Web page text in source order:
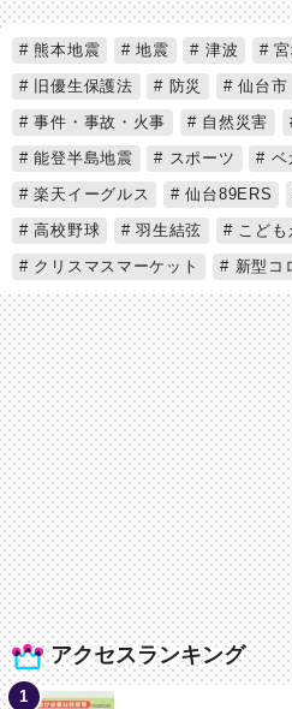
アクセスランキング
熊本地震 地震 津波 宮
旧優生保護法
防災 仙台市
事件・事故・火事
自然災害
能登半島地震
スポーツ
ベ
楽天イーグルス
仙台89ERS
高校野球
羽生結弦
こども
クリスマスマーケット
新型コ